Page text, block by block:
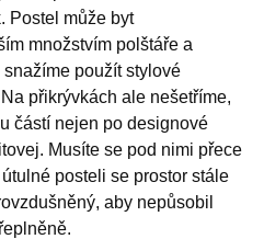
Postel může byt
množstvím polštáře a
použít stylové
přikrývkách ale nešetříme,
částí nejen po designové
Musíte se pod nimi přece
posteli se prostor stále
aby nepůsobil